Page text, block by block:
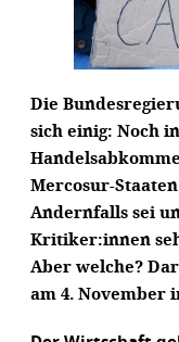
Die
sich einig: Noch
Mercosur-
Andernfalls sei
Kritiker:innen
Aber welche?
am 4. November